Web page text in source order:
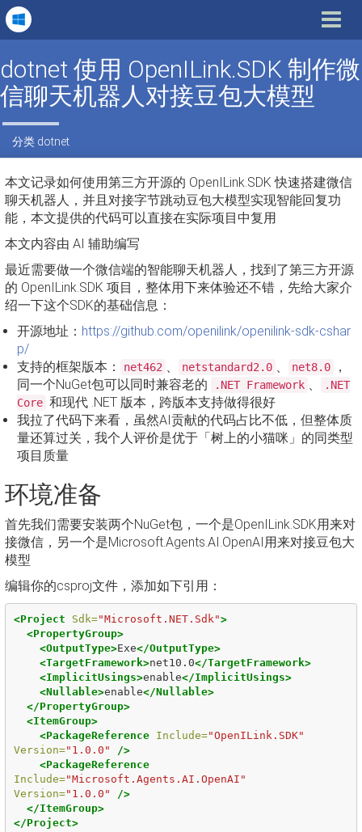
Toggle
dotnet 使用 OpenILink.SDK 制作微
信聊天机器人对接豆包大模型
分类 dotnet
本文记录如何使用第三方开源的 OpenILink.SDK 快速搭建微信
聊天机器人，并且对接字节跳动豆包大模型实现智能回复功
能，本文提供的代码可以直接在实际项目中复用
本文内容由 AI 辅助编写
最近需要做一个微信端的智能聊天机器人，找到了第三方开源
的 OpenILink.SDK 项目，整体用下来体验还不错，先给大家介
绍一下这个SDK的基础信息：
开源地址： https://github.com/openilink/openilink-sdk-cshar
p/
支持的框架版本：
net462 、 netstandard2.0 、 net8.0
，
同一个NuGet包可以同时兼容老的
.NET Framework 、
.NET
Core 和现代 .NET 版本，跨版本支持做得很好
我拉了代码下来看，虽然AI贡献的代码占比不低，但整体质
量还算过关，我个人评价是优于「树上的小猫咪」的同类型
项目质量
环境准备
首先我们需要安装两个NuGet包，一个是OpenILink.SDK用来对
接微信，另一个是Microsoft.Agents.AI.OpenAI用来对接豆包大
模型
编辑你的csproj文件，添加如下引用：
<Project Sdk="Microsoft.NET.Sdk">
<PropertyGroup>
<OutputType>Exe</OutputType>
<TargetFramework>net10.0</TargetFramework>
<ImplicitUsings>enable</ImplicitUsings>
<Nullable>enable</Nullable>
</PropertyGroup>
<ItemGroup>
<PackageReference
Include="OpenILink.SDK"
Version="1.0.0"
/>
<PackageReference
Include="Microsoft.Agents.AI.OpenAI"
Version="1.0.0"
/>
</ItemGroup>
</Project>